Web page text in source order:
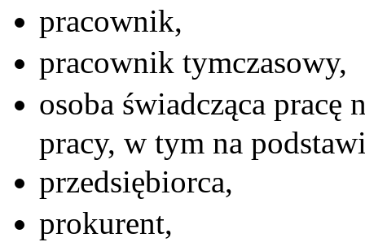
pracownik,
pracownik tymczasowy,
osoba świadcząca pracę
pracy, w tym na
przedsiębiorca,
prokurent,